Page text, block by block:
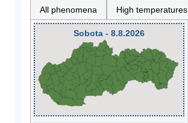
All phenomena High temperatures
Sobota - 8.8.2026